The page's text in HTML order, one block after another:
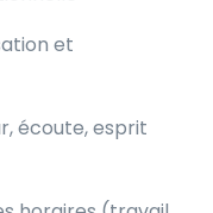
et
écoute, esprit